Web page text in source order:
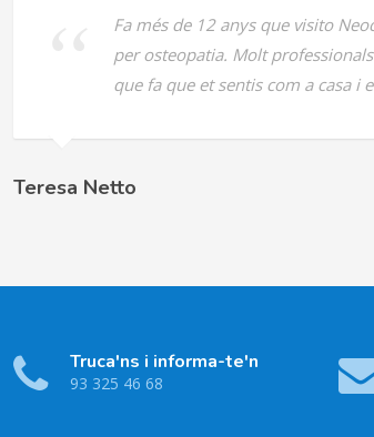
Fa més de 12 anys que visito
per osteopatia. Molt
que fa que et sentis com a casa i
Teresa Netto
Truca'ns i informa-te'n
93 325 46 68